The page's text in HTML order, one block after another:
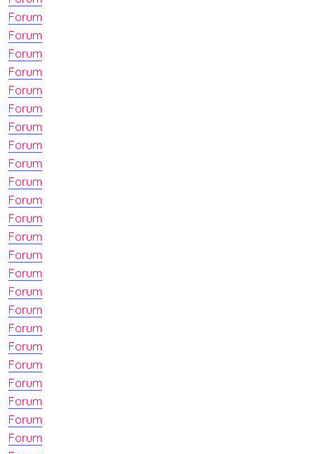
Forum
Forum
Forum
Forum
Forum
Forum
Forum
Forum
Forum
Forum
Forum
Forum
Forum
Forum
Forum
Forum
Forum
Forum
Forum
Forum
Forum
Forum
Forum
Forum